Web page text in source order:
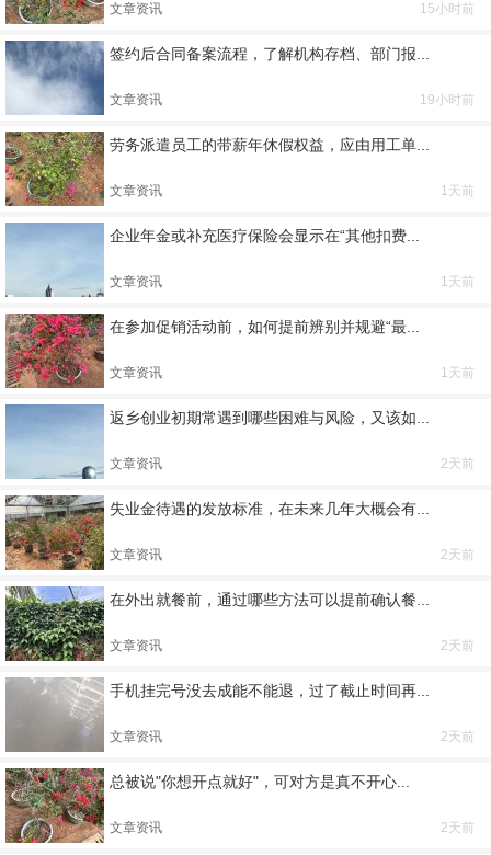
文章资讯 15小时前
签约后合同备案流程，了解机构存档、部门报...
文章资讯 19小时前
劳务派遣员工的带薪年休假权益，应由用工单...
文章资讯 1天前
企业年金或补充医疗保险会显示在“其他扣费...
文章资讯 1天前
在参加促销活动前，如何提前辨别并规避“最...
文章资讯 1天前
返乡创业初期常遇到哪些困难与风险，又该如...
文章资讯 2天前
失业金待遇的发放标准，在未来几年大概会有...
文章资讯 2天前
在外出就餐前，通过哪些方法可以提前确认餐...
文章资讯 2天前
手机挂完号没去成能不能退，过了截止时间再...
文章资讯 2天前
总被说"你想开点就好"，可对方是真不开心...
文章资讯 2天前